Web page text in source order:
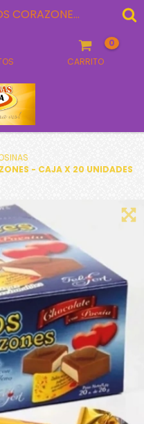
CHOCOLATE FELFORT DOS CORAZONES - CAJA X 20 UNIDADES -
CARRITO
0
- CAJA X 20 UNIDADES